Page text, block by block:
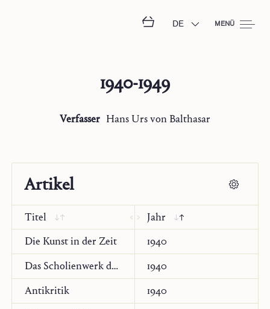
DE MENÜ
1940-1949
Verfasser Hans Urs von Balthasar
Artikel
Titel
Jahr
Die Kunst in der Zeit
1940
Das Scholienwerk des Johannes von Scythopolis
1940
Antikritik
1940